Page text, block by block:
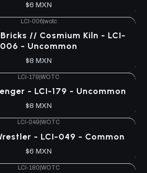
$6 MXN
LCI-006|wotc
// Cosmium Kiln - LCI-
006 - Uncommon
$8 MXN
LCI-179 WOTC
- LCI-179 - Uncommon
$8 MXN
LCI-049 WOTC
- LCI-049 - Common
$6 MXN
LCI-180|WOTC